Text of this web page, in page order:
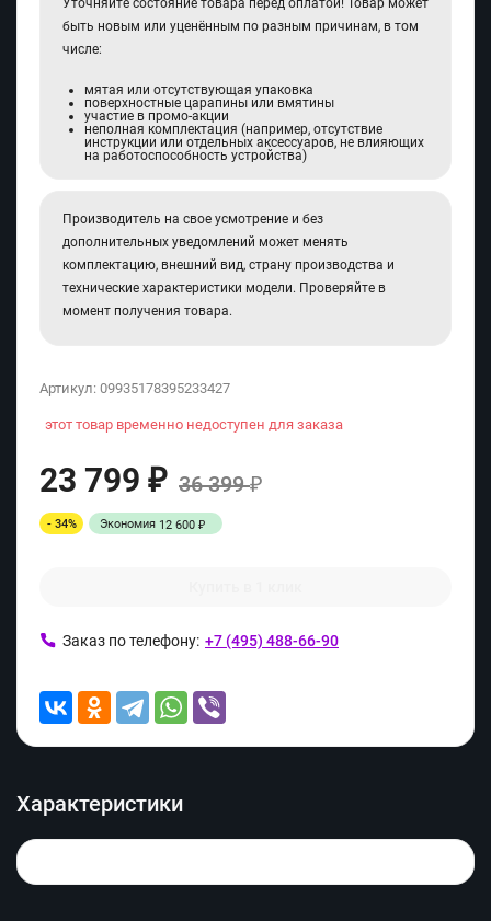
Уточняйте состояние товара перед оплатой! Товар может
быть новым или уценённым по разным причинам, в том
числе:
мятая или отсутствующая упаковка
поверхностные царапины или вмятины
участие в промо-акции
неполная комплектация (например, отсутствие
инструкции или отдельных аксессуаров, не влияющих
на работоспособность устройства)
Производитель на свое усмотрение и без
дополнительных уведомлений может менять
комплектацию, внешний вид, страну производства и
технические характеристики модели. Проверяйте в
момент получения товара.
Артикул: 09935178395233427
этот товар временно недоступен для заказа
23 799 ₽ 36 399₽
- 34% Экономия 12 600 ₽
Заказ по телефону: +7 (495) 488-66-90
Характеристики